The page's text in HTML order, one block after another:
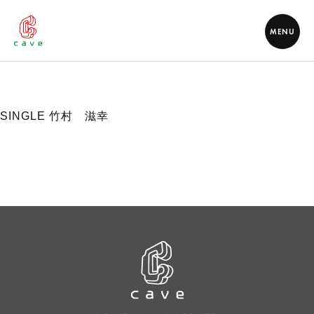
MENU
SINGLE 竹村 滋幸